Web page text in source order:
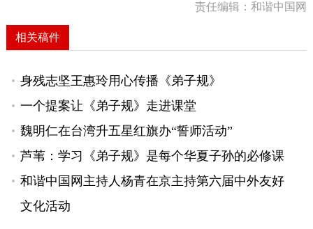
责任编辑：和谐中国网
相关稿件
身残志坚王惠玲用心传播《弟子规》
一个提案让《弟子规》走进课堂
魏明仁在台湾升五星红旗办“誓师活动”
芦苇：学习《弟子规》是每个华夏子孙的必修课
和谐中国网主持人杨青在京主持第六届中外友好
文化活动